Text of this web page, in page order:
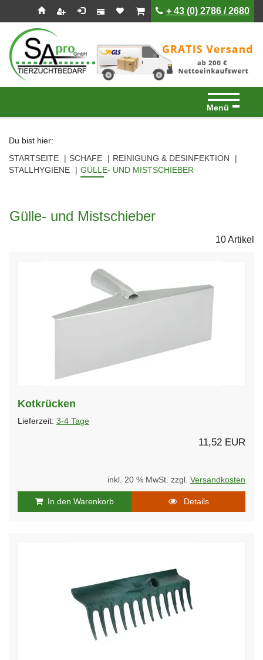
Seitenebreiche:
ist leerist leer+ 43 (0) 2786 / 2680
Menü
Du bist hier:
STARTSEITE
SCHAFE
REINIGUNG & DESINFEKTION
STALLHYGIENE
GÜLLE- UND MISTSCHIEBER
Gülle- und Mistschieber
10 Artikel
Kotkrücken
Lieferzeit: 3-4 Tage
11,52 EUR
inkl. 20 % MwSt. zzgl. Versandkosten
In den Warenkorb Details